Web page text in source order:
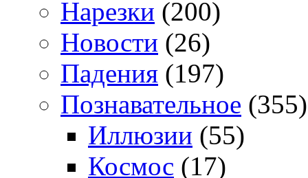
Нарезки (200)
Новости (26)
Падения (197)
Познавательное (355)
Иллюзии (55)
Космос (17)